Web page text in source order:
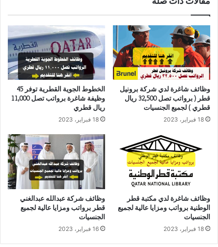
وظائف شاغرة لدي شركة برونيل
قطر ( برواتب تصل 32,500 ريال
قطري ) لجميع الجنسيات
18 فبراير، 2023
الخطوط الجوية القطرية توفر 45
وظيفة شاغرة برواتب تصل 11,000
ريال قطري
18 فبراير، 2023
وظائف شاغرة لدي مكتبة قطر
الوطنية برواتب ومزايا عالية لجميع
الجنسيات
18 فبراير، 2023
وظائف شركة عبدالله عبدالغني
قطر برواتب ومزايا عالية لجميع
الجنسيات
16 فبراير، 2023